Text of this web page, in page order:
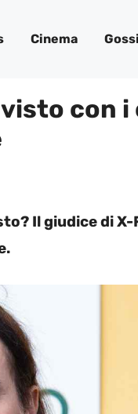
Cinema
con i
Il giudice di